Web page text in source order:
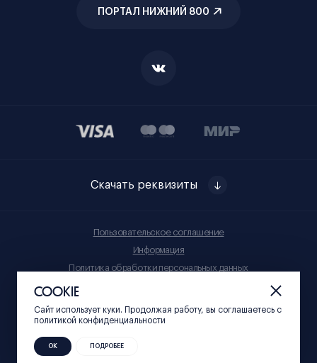
Скачать реквизиты
ПОРТАЛ НИЖНИЙ 800
© Нижний 800, 2023
Пользовательское соглашение
Информация
Политика обработки персональных данных
COOKIE
Сайт использует куки. Продолжая работу, вы соглашаетесь c
политикой конфиденциальности
ОК ПОДРОБЕЕ